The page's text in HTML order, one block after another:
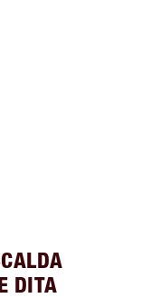
DITA